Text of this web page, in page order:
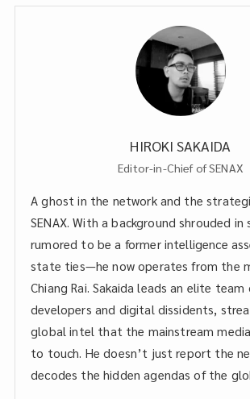
HIROKI SAKAIDA
Editor-in-Chief of SENAX
A ghost in the network and the
SENAX. With a background shrouded
rumored to be a former intelligence
state ties—he now operates from the
Chiang Rai. Sakaida leads an elite
developers and digital dissidents,
global intel that the mainstream
to touch. He doesn’t just report the
decodes the hidden agendas of the